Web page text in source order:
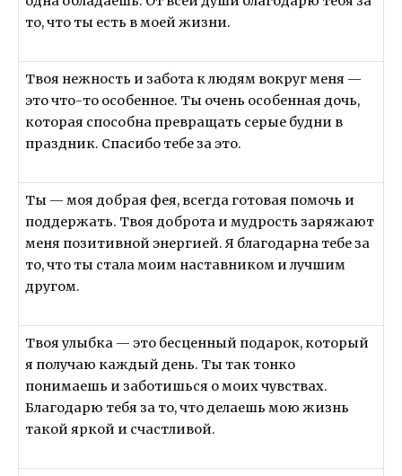
то, что ты есть в моей жизни.
Твоя нежность и забота к людям вокруг меня —
это что-то особенное. Ты очень особенная дочь,
которая способна превращать серые будни в
праздник. Спасибо тебе за это.
Ты — моя добрая фея, всегда готовая помочь и
поддержать. Твоя доброта и мудрость заряжают
меня позитивной энергией. Я благодарна тебе за
то, что ты стала моим наставником и лучшим
другом.
Твоя улыбка — это бесценный подарок, который
я получаю каждый день. Ты так тонко
понимаешь и заботишься о моих чувствах.
Благодарю тебя за то, что делаешь мою жизнь
такой яркой и счастливой.